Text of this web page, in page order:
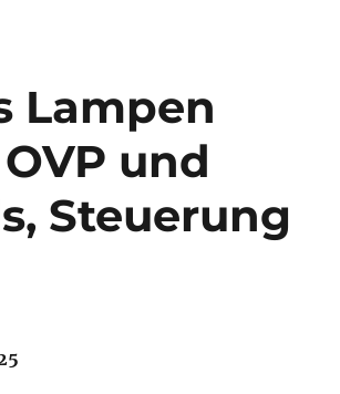
Lampen
und
Steuerung